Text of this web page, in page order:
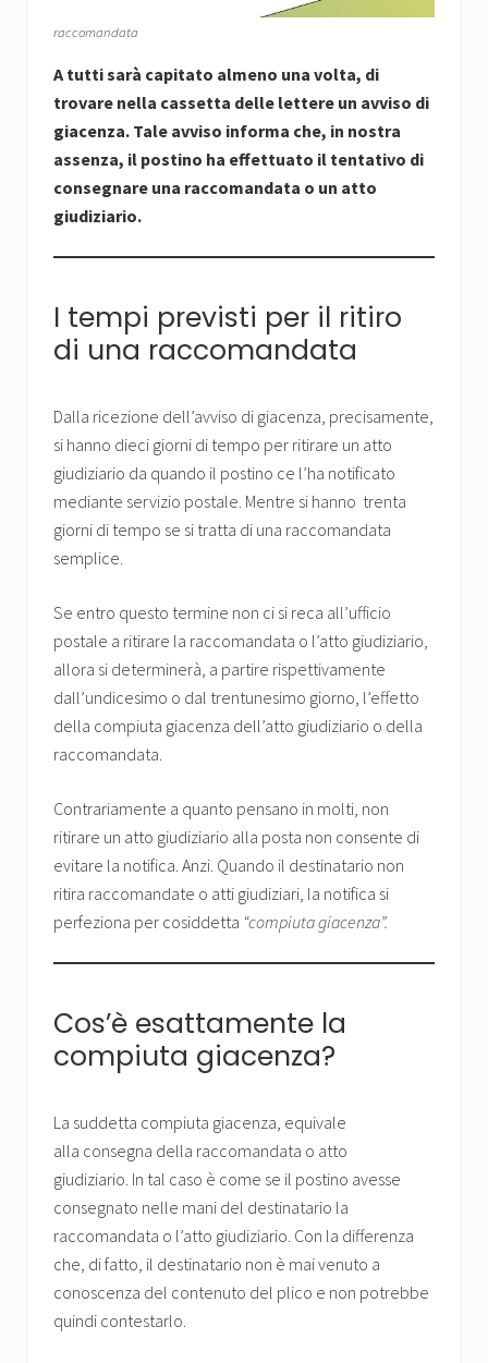
raccomandata
A tutti sarà capitato almeno una volta, di
trovare nella cassetta delle lettere un avviso di
giacenza. Tale avviso informa che, in nostra
assenza, il postino ha effettuato il tentativo di
consegnare una raccomandata o un atto
giudiziario.
I tempi previsti per il ritiro
di una raccomandata
Dalla ricezione dell’avviso di giacenza, precisamente,
si hanno dieci giorni di tempo per ritirare un atto
giudiziario da quando il postino ce l’ha notificato
mediante servizio postale. Mentre si hanno trenta
giorni di tempo se si tratta di una raccomandata
semplice.
Se entro questo termine non ci si reca all’ufficio
postale a ritirare la raccomandata o l’atto giudiziario,
allora si determinerà, a partire rispettivamente
dall’undicesimo o dal trentunesimo giorno, l’effetto
della compiuta giacenza dell’atto giudiziario o della
raccomandata.
Contrariamente a quanto pensano in molti, non
ritirare un atto giudiziario alla posta non consente di
evitare la notifica. Anzi. Quando il destinatario non
ritira raccomandate o atti giudiziari, la notifica si
perfeziona per cosiddetta “compiuta giacenza”.
Cos’è esattamente la
compiuta giacenza?
La suddetta compiuta giacenza, equivale
alla consegna della raccomandata o atto
giudiziario. In tal caso è come se il postino avesse
consegnato nelle mani del destinatario la
raccomandata o l’atto giudiziario. Con la differenza
che, di fatto, il destinatario non è mai venuto a
conoscenza del contenuto del plico e non potrebbe
quindi contestarlo.